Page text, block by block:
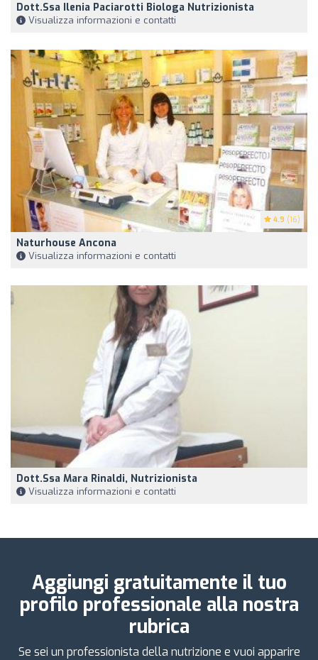
Dott.ssa Ilenia Paciarotti Biologa Nutrizionista
Visualizza informazioni e contatti
4.9 (16)
Naturhouse Ancona
Visualizza informazioni e contatti
Dott.ssa Mara Rinaldi, Nutrizionista
Visualizza informazioni e contatti
Aggiungi gratuitamente il tuo
profilo professionale alla nostra
rubrica
Se sei un professionista della nutrizione e vuoi apparire